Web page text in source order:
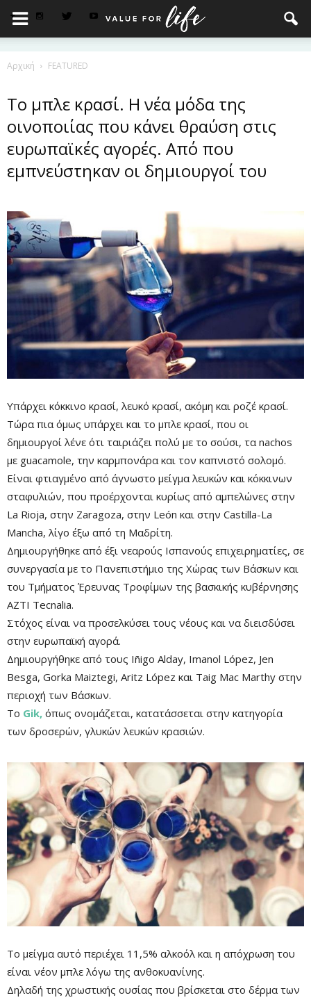
Αρχική FEATURED
Το μπλε κρασί. Η νέα μόδα της
οινοποιίας που κάνει θραύση στις
ευρωπαϊκές αγορές. Από που
εμπνεύστηκαν οι δημιουργοί του
Υπάρχει κόκκινο κρασί, λευκό κρασί, ακόμη και ροζέ κρασί.
Τώρα πια όμως υπάρχει και το μπλε κρασί, που οι
δημιουργοί λένε ότι ταιριάζει πολύ με το σούσι, τα nachos
με guacamole, την καρμπονάρα και τον καπνιστό σολομό.
Είναι φτιαγμένο από άγνωστο μείγμα λευκών και κόκκινων
σταφυλιών, που προέρχονται κυρίως από αμπελώνες στην
La Rioja, στην Zaragoza, στην León και στην Castilla-La
Mancha, λίγο έξω από τη Μαδρίτη.
Δημιουργήθηκε από έξι νεαρούς Ισπανούς επιχειρηματίες, σε
συνεργασία με το Πανεπιστήμιο της Χώρας των Βάσκων και
του Τμήματος Έρευνας Τροφίμων της βασκικής κυβέρνησης
AZTI Tecnalia.
Στόχος είναι να προσελκύσει τους νέους και να διεισδύσει
στην ευρωπαϊκή αγορά.
Δημιουργήθηκε από τους Iñigo Alday, Imanol López, Jen
Besga, Gorka Maiztegi, Aritz López και Taig Mac Marthy στην
περιοχή των Βάσκων.
Το Gik, όπως ονομάζεται, κατατάσσεται στην κατηγορία
των δροσερών, γλυκών λευκών κρασιών.
Time
Το μείγμα αυτό περιέχει 11,5% αλκοόλ και η απόχρωση του
είναι νέον μπλε λόγω της ανθοκυανίνης.
Δηλαδή της χρωστικής ουσίας που βρίσκεται στο δέρμα των